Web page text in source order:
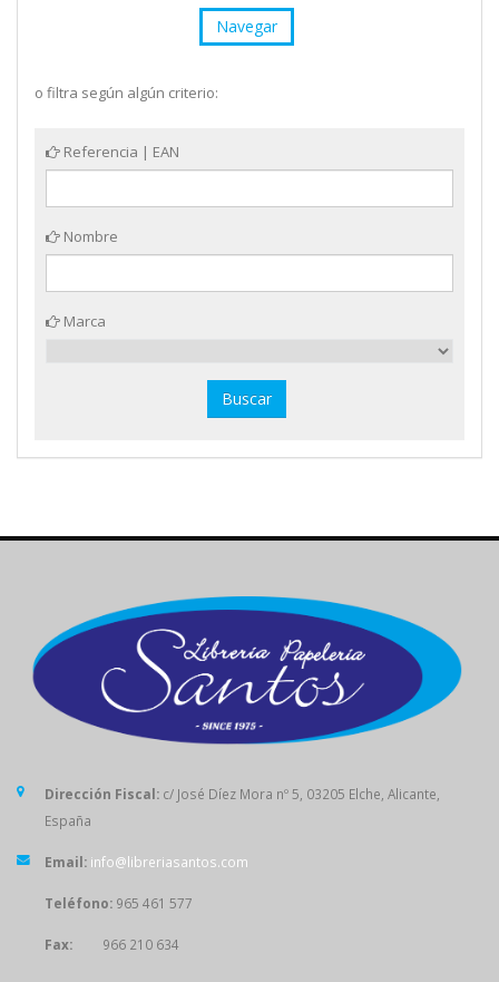
Navegar
o filtra según algún criterio:
Referencia | EAN
Nombre
Marca
Dirección Fiscal: c/ José Díez Mora nº 5, 03205 Elche, Alicante,
España
Email: info@libreriasantos.com
Teléfono: 965 461 577
Fax: 966 210 634